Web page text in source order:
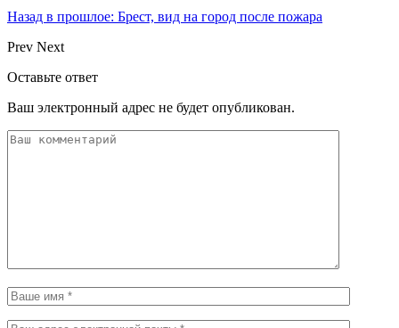
Назад в прошлое: Брест, вид на город после пожара
Prev Next
Оставьте ответ
Ваш электронный адрес не будет опубликован.